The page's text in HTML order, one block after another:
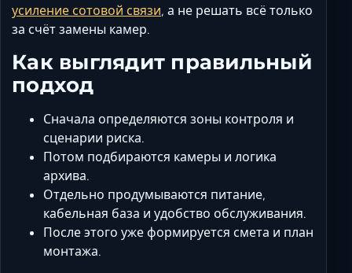
усиление сотовой связи, а не решать всё только
за счёт замены камер.
Как выглядит правильный
подход
Сначала определяются зоны контроля и
сценарии риска.
Потом подбираются камеры и логика
архива.
Отдельно продумываются питание,
кабельная база и удобство обслуживания.
После этого уже формируется смета и план
монтажа.